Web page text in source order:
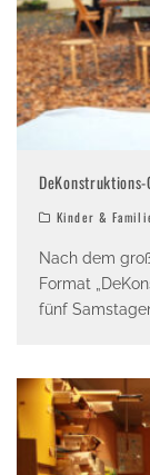
Kinder &
Nach dem
Format
fünf